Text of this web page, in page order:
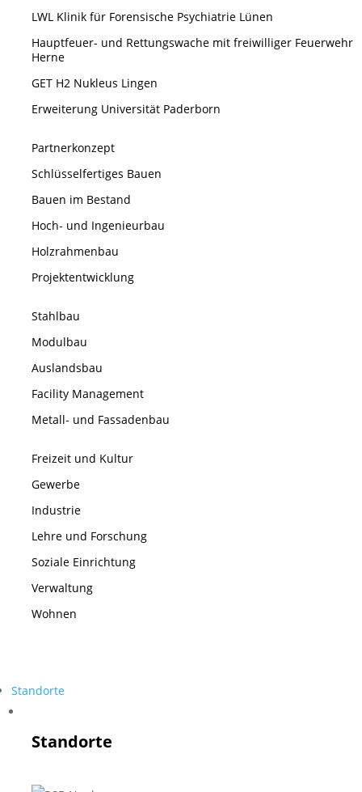
LWL Klinik für Forensische Psychiatrie Lünen
Hauptfeuer- und Rettungswache mit freiwilliger Feuerwehr
Herne
GET H2 Nukleus Lingen
Erweiterung Universität Paderborn
Partnerkonzept
Schlüsselfertiges Bauen
Bauen im Bestand
Hoch- und Ingenieurbau
Holzrahmenbau
Projektentwicklung
Stahlbau
Modulbau
Auslandsbau
Facility Management
Metall- und Fassadenbau
Freizeit und Kultur
Gewerbe
Industrie
Lehre und Forschung
Soziale Einrichtung
Verwaltung
Wohnen
Standorte
Standorte